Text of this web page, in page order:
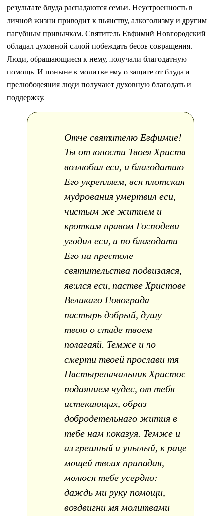
результате блуда распадаются семьи. Неустроенность в
личной жизни приводит к пьянству, алкоголизму и другим
пагубным привычкам. Святитель Евфимий Новгородский
обладал духовной силой побеждать бесов совращения.
Люди, обращающиеся к нему, получали благодатную
помощь. И поныне в молитве ему о защите от блуда и
прелюбодеяния люди получают духовную благодать и
поддержку.
Отче святителю Евфимие!
Ты от юности Твоея Христа
возлюбил еси, и благодатию
Его укрепляем, вся плотская
мудрования умертвил еси,
чистым же житием и
кротким нравом Господеви
угодил еси, и по благодати
Его на престоле
святительства подвизаяся,
явился еси, пастве Христове
Великаго Новограда
пастырь добрый, душу
твою о стаде твоем
полагаяй. Темже и по
смерти твоей прослави тя
Пастыреначальник Христос
подаянием чудес, от тебя
истекающих, образ
добродетельнаго жития в
тебе нам показуя. Темже и
аз грешный и унылый, к раце
мощей твоих припадая,
молюся тебе усердно:
даждь ми руку помощи,
воздвигни мя молитвами